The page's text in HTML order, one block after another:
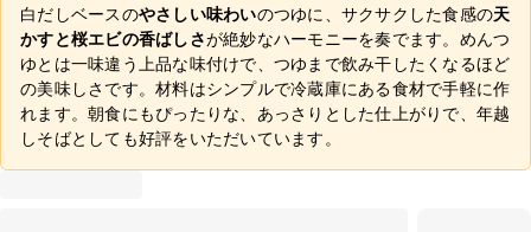
白だしベースのやさしい味わいのつゆに、サクサクした食感の天
かすと桜エビの香ばしさが絶妙なハーモニーを奏でます。めんつ
ゆとは一味違う上品な味付けで、つゆまで飲み干したくなるほど
の美味しさです。材料はシンプルで冷蔵庫にある食材で手軽に作
れます。朝食にもぴったりな、あっさりとした仕上がりで、年越
しそばとしても好評をいただいています。